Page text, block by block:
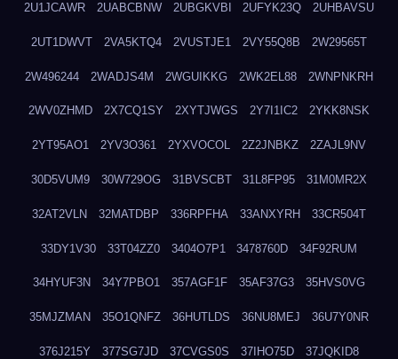
2U1JCAWR 2UABCBNW 2UBGKVBI 2UFYK23Q 2UHBAVSU
2UT1DWVT 2VA5KTQ4 2VUSTJE1 2VY55Q8B 2W29565T
2W496244 2WADJS4M 2WGUIKKG 2WK2EL88 2WNPNKRH
2WV0ZHMD 2X7CQ1SY 2XYTJWGS 2Y7I1IC2 2YKK8NSK
2YT95AO1 2YV3O361 2YXVOCOL 2Z2JNBKZ 2ZAJL9NV
30D5VUM9 30W729OG 31BVSCBT 31L8FP95 31M0MR2X
32AT2VLN 32MATDBP 336RPFHA 33ANXYRH 33CR504T
33DY1V30 33T04ZZ0 3404O7P1 3478760D 34F92RUM
34HYUF3N 34Y7PBO1 357AGF1F 35AF37G3 35HVS0VG
35MJZMAN 35O1QNFZ 36HUTLDS 36NU8MEJ 36U7Y0NR
376J215Y 377SG7JD 37CVGS0S 37IHO75D 37JQKID8